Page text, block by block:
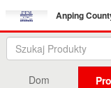
Anping
Dom